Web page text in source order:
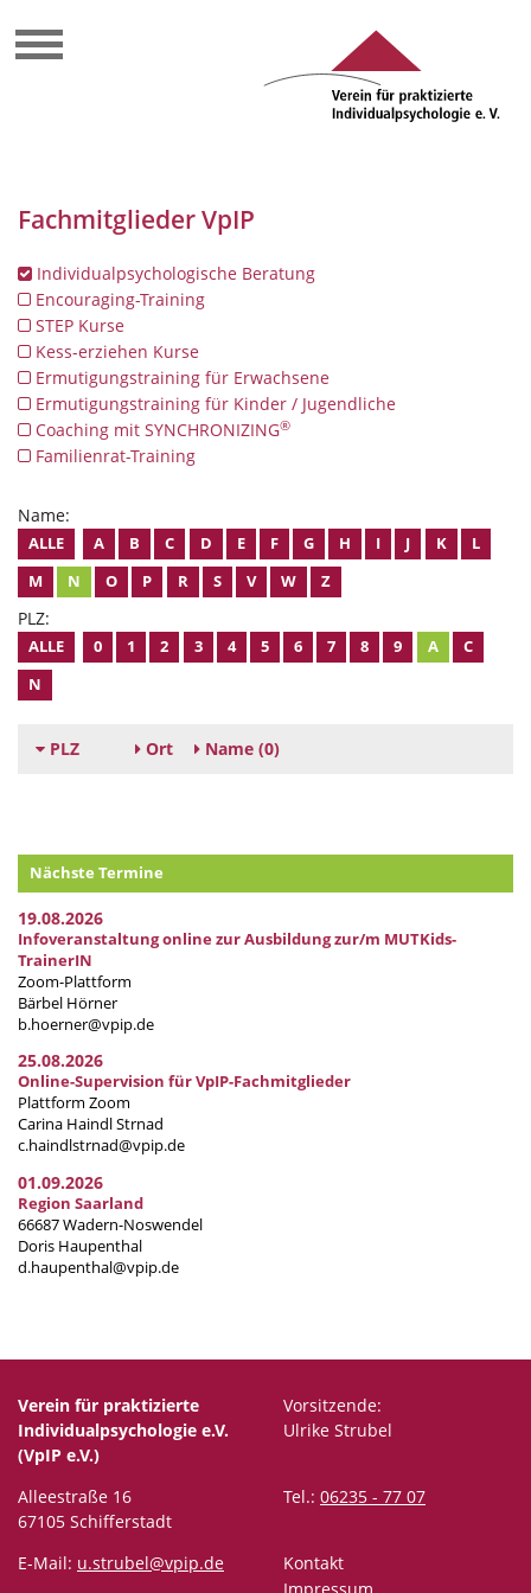
Fachmitglieder VpIP
Individualpsychologische Beratung
Encouraging-Training
STEP Kurse
Kess-erziehen Kurse
Ermutigungstraining für Erwachsene
Ermutigungstraining für Kinder / Jugendliche
Coaching mit SYNCHRONIZING®
Familienrat-Training
Name:
ALLE A B C D E F G H I J K
L
M
N O P R S V W Z
PLZ:
ALLE 0 1 2 3 4 5 6 7 8 9 A
C
N
PLZ Ort Name (0)
Nächste Termine
19.08.2026
Infoveranstaltung online zur Ausbildung zur/m MUTKids-
TrainerIN
Zoom-Plattform
Bärbel Hörner
b.hoerner@vpip.de
25.08.2026
Online-Supervision für VpIP-Fachmitglieder
Plattform Zoom
Carina Haindl Strnad
c.haindlstrnad@vpip.de
01.09.2026
Region Saarland
66687 Wadern-Noswendel
Doris Haupenthal
d.haupenthal@vpip.de
Verein für praktizierte
Individualpsychologie e.V.
(VpIP e.V.)
Vorsitzende:
Ulrike Strubel
Alleestraße 16
67105 Schifferstadt
Tel.: 06235 - 77 07
E-Mail: u.strubel@vpip.de
Kontakt